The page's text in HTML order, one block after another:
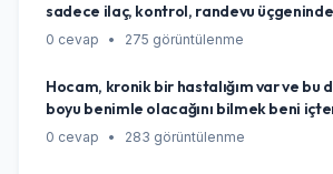
sadece ilaç, kontrol, randevu
gibi hissediyorum. Eskisi gibi günlük
yoksa hep hastalığımın gölgesinde mi
Sanki normal hayat denilen şey bana
bazen...
0 cevap • 275 görüntülenme
Hocam, kronik bir hastalığım var ve bu
boyu benimle olacağını bilmek beni
Sürekli aklımın bir köşesinde olacak mı
0 cevap • 283 görüntülenme